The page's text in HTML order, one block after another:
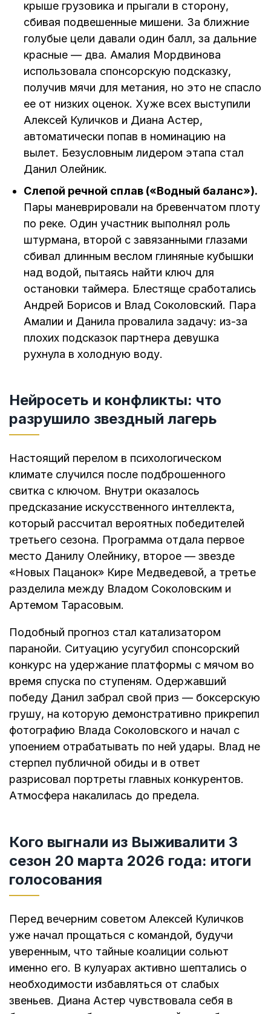
крыше грузовика и прыгали в сторону,
сбивая подвешенные мишени. За ближние
голубые цели давали один балл, за дальние
красные — два. Амалия Мордвинова
использовала спонсорскую подсказку,
получив мячи для метания, но это не спасло
ее от низких оценок. Хуже всех выступили
Алексей Куличков и Диана Астер,
автоматически попав в номинацию на
вылет. Безусловным лидером этапа стал
Данил Олейник.
Слепой речной сплав («Водный баланс»).
Пары маневрировали на бревенчатом плоту
по реке. Один участник выполнял роль
штурмана, второй с завязанными глазами
сбивал длинным веслом глиняные кубышки
над водой, пытаясь найти ключ для
остановки таймера. Блестяще сработались
Андрей Борисов и Влад Соколовский. Пара
Амалии и Данила провалила задачу: из-за
плохих подсказок партнера девушка
рухнула в холодную воду.
Нейросеть и конфликты: что
разрушило звездный лагерь
Настоящий перелом в психологическом
климате случился после подброшенного
свитка с ключом. Внутри оказалось
предсказание искусственного интеллекта,
который рассчитал вероятных победителей
третьего сезона. Программа отдала первое
место Данилу Олейнику, второе — звезде
«Новых Пацанок» Кире Медведевой, а третье
разделила между Владом Соколовским и
Артемом Тарасовым.
Подобный прогноз стал катализатором
паранойи. Ситуацию усугубил спонсорский
конкурс на удержание платформы с мячом во
время спуска по ступеням. Одержавший
победу Данил забрал свой приз — боксерскую
грушу, на которую демонстративно прикрепил
фотографию Влада Соколовского и начал с
упоением отрабатывать по ней удары. Влад не
стерпел публичной обиды и в ответ
разрисовал портреты главных конкурентов.
Атмосфера накалилась до предела.
Кого выгнали из Выживалити 3
сезон 20 марта 2026 года: итоги
голосования
Перед вечерним советом Алексей Куличков
уже начал прощаться с командой, будучи
уверенным, что тайные коалиции сольют
именно его. В кулуарах активно шептались о
необходимости избавляться от слабых
звеньев. Диана Астер чувствовала себя в